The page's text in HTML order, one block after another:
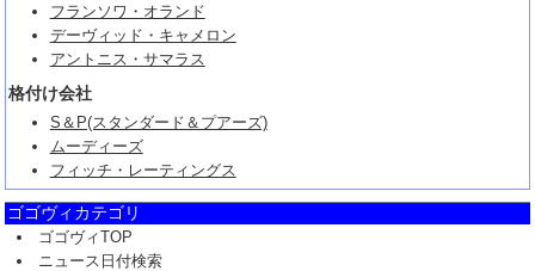
フランソワ・オランド
デーヴィッド・キャメロン
アントニス・サマラス
格付け会社
S＆P(スタンダード＆プアーズ)
ムーディーズ
フィッチ・レーティングス
ゴゴヴィカテゴリ
ゴゴヴィTOP
ニュース日付検索